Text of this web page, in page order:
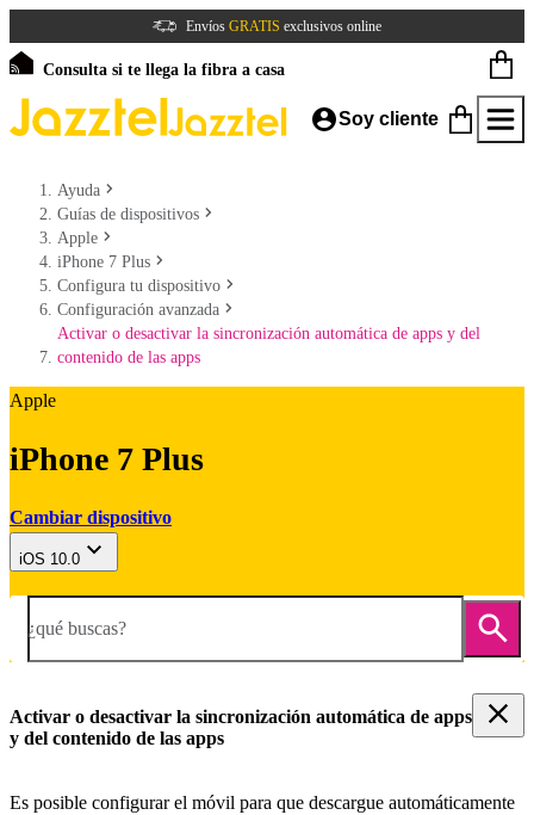
Envíos GRATIS exclusivos online
Consulta si te llega la fibra a casa
Soy cliente
Ayuda
Guías de dispositivos
Apple
iPhone 7 Plus
Configura tu dispositivo
Configuración avanzada
Activar o desactivar la sincronización automática de apps y del
contenido de las apps
Apple
iPhone 7 Plus
Cambiar dispositivo
iOS 10.0
¿qué buscas?
Activar o desactivar la sincronización automática de apps
y del contenido de las apps
Es posible configurar el móvil para que descargue automáticamente